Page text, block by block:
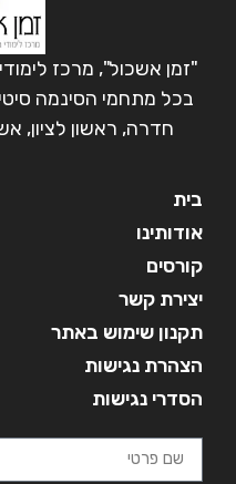
"זמן אשכול", מרכז
בכל מתחמי הסינמה
חדרה, ראשון לציון,
בית
אודותינו
קורסים
יצירת קשר
תקנון שימוש באתר
הצהרת נגישות
הסדרי נגישות